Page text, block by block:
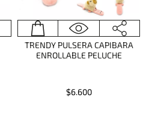
TRENDY PULSERA CAPIBARA
ENROLLABLE PELUCHE
$6.600